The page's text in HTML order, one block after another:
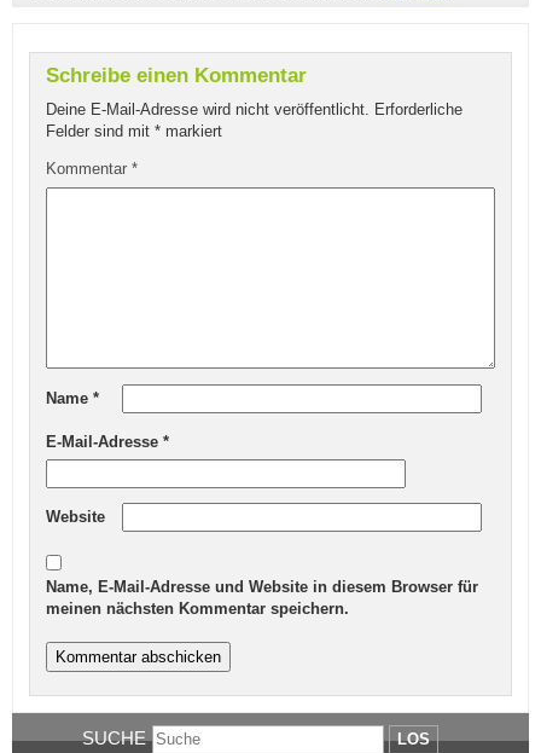
Schreibe einen Kommentar
Deine E-Mail-Adresse wird nicht veröffentlicht.
Erforderliche
Felder sind mit *markiert
Kommentar *
Name *
E-Mail-Adresse *
Website
Name, E-Mail-Adresse und Website in diesem Browser für
meinen nächsten Kommentar speichern.
SUCHE LOS